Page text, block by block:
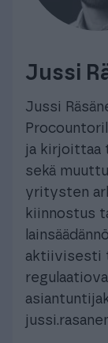
Jussi
Jussi
ja kirjoittaa
sekä
yritysten
kiinnostus
aktiivisesti